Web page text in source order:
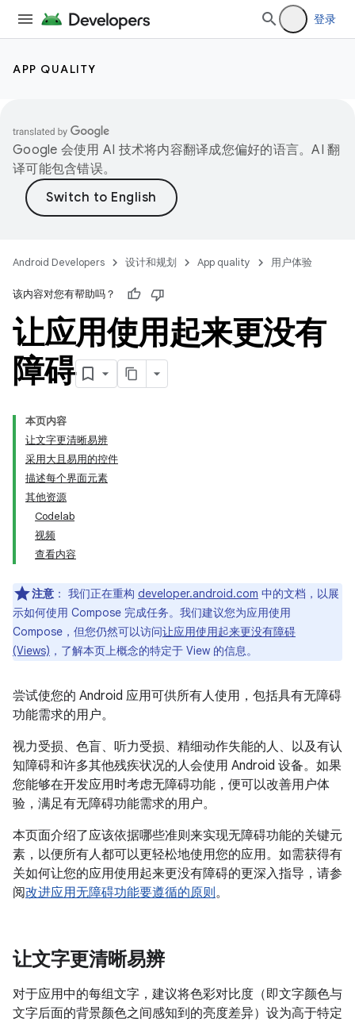
登录
APP QUALITY
Google 会使用 AI 技术将内容翻译成您偏好的语言。AI 翻
译可能包含错误。
Android Developers 设计和规划 App quality 用户体验
该内容对您有帮助吗？
让应用使用起来更没有
障碍
本页内容
让文字更清晰易辨
采用大且易用的控件
描述每个界面元素
其他资源
Codelab
视频
查看内容
注意 ： 我们正在重构 developer.android.com 中的文档，以展
示如何使用 Compose 完成任务。我们建议您为应用使用
Compose，但您仍然可以访问让应用使用起来更没有障碍
(Views) ，了解本页上概念的特定于 View 的信息。
尝试使您的 Android 应用可供所有人使用，包括具有无障碍
功能需求的用户。
视力受损、色盲、听力受损、精细动作失能的人、以及有认
知障碍和许多其他残疾状况的人会使用 Android 设备。如果
您能够在开发应用时考虑无障碍功能，便可以改善用户体
验，满足有无障碍功能需求的用户。
本页面介绍了应该依据哪些准则来实现无障碍功能的关键元
素，以便所有人都可以更轻松地使用您的应用。如需获得有
关如何让您的应用使用起来更没有障碍的更深入指导，请参
阅改进应用无障碍功能要遵循的原则。
让文字更清晰易辨
对于应用中的每组文字，建议将色彩对比度（即文字颜色与
文字后面的背景颜色之间感知到的亮度差异）设为高于特定